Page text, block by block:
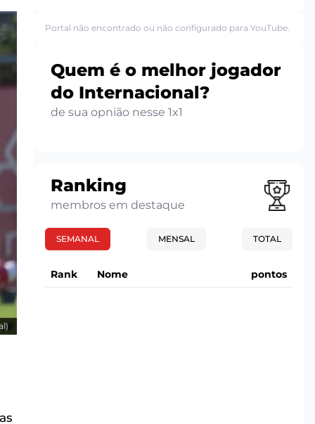
Portal não encontrado ou não configurado para YouTube.
Quem é o melhor jogador
do Internacional?
de sua opnião nesse 1x1
Ranking
membros em destaque
SEMANAL MENSAL TOTAL
Rank Nome pontos